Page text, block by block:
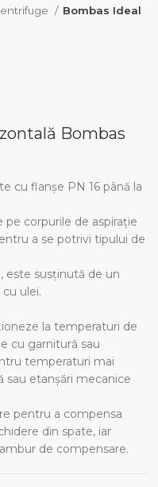
Bombas Ideal
Bombas
cu flanșe PN 16 până la
corpurile de aspirație
a se potrivi tipului de
este susținută de un
ulei.
la temperaturi de
cu garnitură sau
temperaturi mai
sau etanșări mecanice
pentru a compensa
din spate, iar
de compensare.